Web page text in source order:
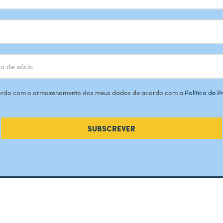
com o armazenamento dos meus dados de acordo com a Política de
SUBSCREVER